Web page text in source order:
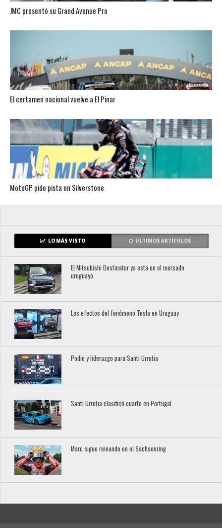
JMC presentó su Grand Avenue Pro
El certamen nacional vuelve a El Pinar
MotoGP pide pista en Silverstone
LO MÁS VISTO ÚLTIMOS ARTÍCULOS
El Mitsubishi Destinator ya está en el mercado
uruguayo
Los efectos del fenómeno Tesla en Uruguay
Podio y liderazgo para Santi Urrutia
Santi Urrutia clasificó cuarto en Portugal
Marc sigue reinando en el Sachsenring